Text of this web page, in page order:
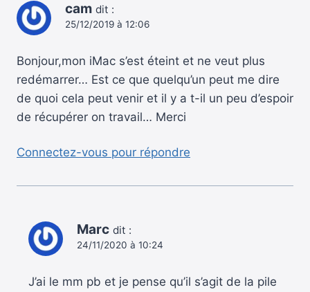
cam dit :
25/12/2019 à 12:06
Bonjour,mon iMac s’est éteint et ne veut plus
redémarrer… Est ce que quelqu’un peut me dire
de quoi cela peut venir et il y a t-il un peu d’espoir
de récupérer on travail… Merci
Connectez-vous pour répondre
Marc dit :
24/11/2020 à 10:24
J’ai le mm pb et je pense qu’il s’agit de la pile